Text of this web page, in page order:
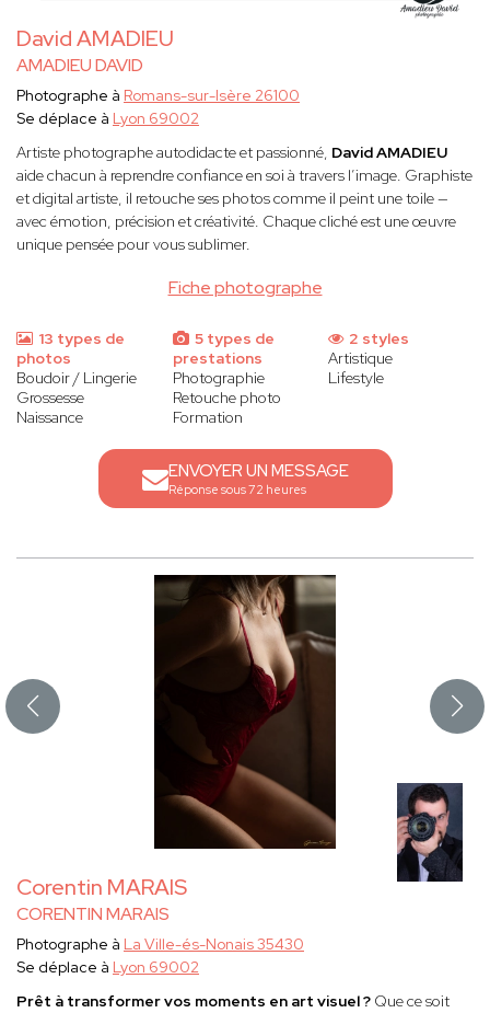
David AMADIEU
AMADIEU DAVID
Fiche photographe
Photographe à Romans-sur-Isère 26100
Se déplace à Lyon 69002
Artiste photographe autodidacte et passionné, David AMADIEU
aide chacun à reprendre confiance en soi à travers l’image. Graphiste
et digital artiste, il retouche ses photos comme il peint une toile —
avec émotion, précision et créativité. Chaque cliché est une œuvre
unique pensée pour vous sublimer.
13 types de
photos
Boudoir / Lingerie
Grossesse
Naissance
5 types de
prestations
Photographie
Retouche photo
Formation
2 styles
Artistique
Lifestyle
ENVOYER UN MESSAGE
Réponse sous 72 heures
Corentin MARAIS
CORENTIN MARAIS
Photographe à La Ville-és-Nonais 35430
Se déplace à Lyon 69002
Prêt à transformer vos moments en art visuel ? Que ce soit